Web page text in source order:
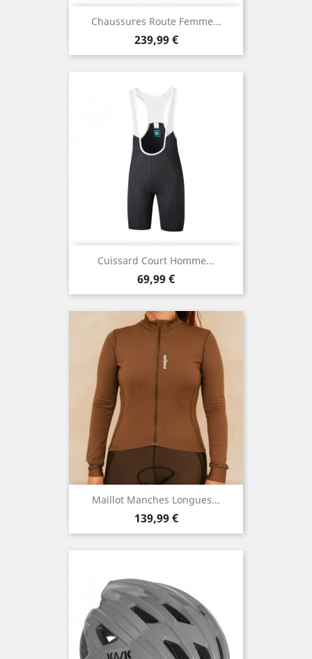
Chaussures Route Femme...
Prix
239,99 €
Cuissard Court Homme...
Prix
69,99 €
Maillot Manches Longues...
Prix
139,99 €